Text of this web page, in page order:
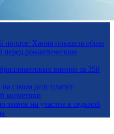
полосе: Ханна показала образ
перед романтическим
винира за 350
самом деле платит
косметики
заявок на участие в седьмой